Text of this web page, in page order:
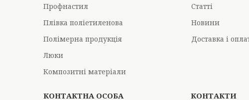
Профнастил
Плівка поліетиленова
Полімерна продукція
Люки
Композитні матеріали
Статті
Новини
Доставка і